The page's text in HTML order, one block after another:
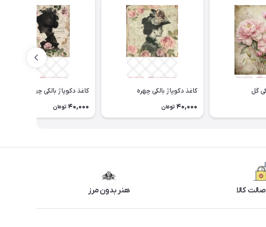
گل کاغذ دکوپاژ بالکی چهره
40,000 تومان
کاغذ دکوپاژ بالکی چهره
40,000 تومان
کالا هنر بدون مرز